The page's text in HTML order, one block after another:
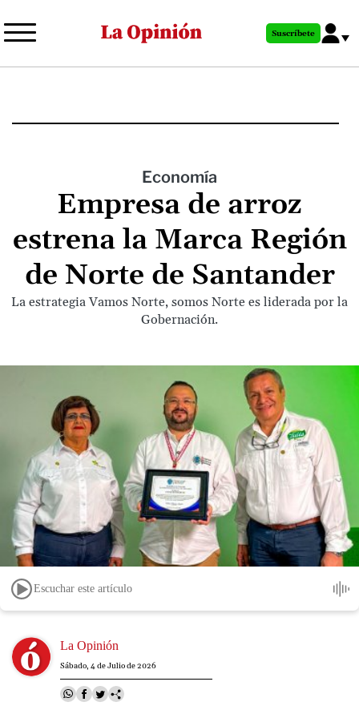
al
principal
Suscríbete
Economía
Empresa de arroz
estrena la Marca Región
de Norte de Santander
La estrategia Vamos Norte, somos Norte es liderada por la
Gobernación.
Escuchar este artículo
Image La Opinión
Sábado, 4 de Julio de 2026